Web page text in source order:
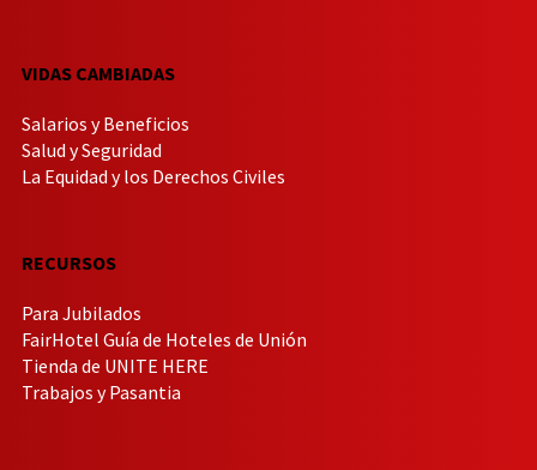
VIDAS CAMBIADAS
Salarios y Beneficios
Salud y Seguridad
La Equidad y los Derechos Civiles
RECURSOS
Para Jubilados
FairHotel Guía de Hoteles de Unión
Tienda de UNITE HERE
Trabajos y Pasantia